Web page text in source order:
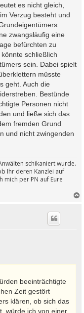
es nicht gleich,
Verzug besteht und
zwangsläufig eine
befürchten zu
schließlich
sein. Dabei spielt
müsste
geht. Auch die
Bestünde
Personen nicht
und ließe sich das
fremden Grund
und nicht zwingenden
schikaniert wurde.
Ihr deren Kanzlei auf
mich per PN auf Eure
beeinträchtigte
Zeit gestört
klären, ob sich das
würde ich von einer